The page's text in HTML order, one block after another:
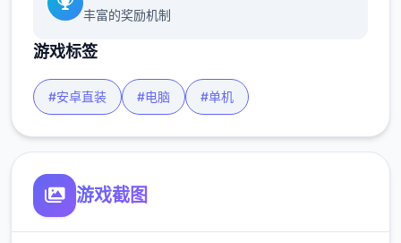
丰富的奖励机制
游戏标签
#安卓直装 #电脑 #单机
游戏截图